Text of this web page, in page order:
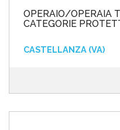
OPERAIO/OPERAIA
CATEGORIE
CASTELLANZA (VA)